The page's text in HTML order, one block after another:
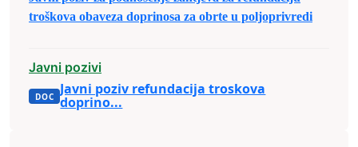
troškova obaveza doprinosa za obrte u poljoprivredi
Javni pozivi
Javni poziv refundacija troskova
doprino...